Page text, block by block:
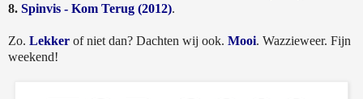
8. Spinvis - Kom Terug (2012).
Zo. Lekker of niet dan? Dachten wij ook. Mooi. Wazzieweer. Fijn
weekend!